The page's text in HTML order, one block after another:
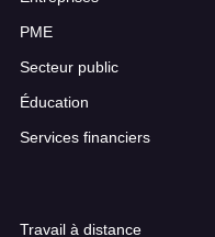
PME
Secteur public
Éducation
Services financiers
Travail à distance